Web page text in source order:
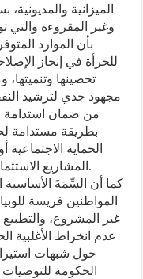
الميزانية
وغير المقروءة والتي
بأن الموارد
للجرأة في إنجاز
تحصينها
مجهود جدي لترشيد
من ضمان استدامة
بطريقة مستدامة
الحماية الاجتماعية
المشاريع الاستثمارية المتعلقة بالماء والطاقات المتجددة.
كما أن السِّمَةَ الأساسية
المواطنين فريسة
غير المشروع،
عدم انخراط الأغلبية
حول شبهات
الحكومة